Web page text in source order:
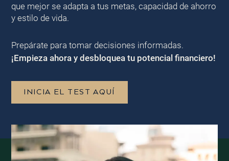
que mejor se adapta a tus metas, capacidad de ahorro
y estilo de vida.
Prepárate para tomar decisiones informadas.
¡Empieza ahora y desbloquea tu potencial financiero!
INICIA EL TEST AQUÍ